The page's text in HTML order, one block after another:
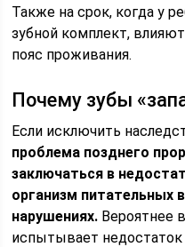
Также на срок, когда у
зубной комплект,
пояс проживания.
Почему зубы
Если исключить
проблема позднего
заключаться в
организм питательных
нарушениях. Вероятнее
испытывает